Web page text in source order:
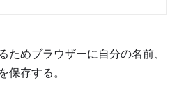
ためブラウザーに自分の名前、
保存する。